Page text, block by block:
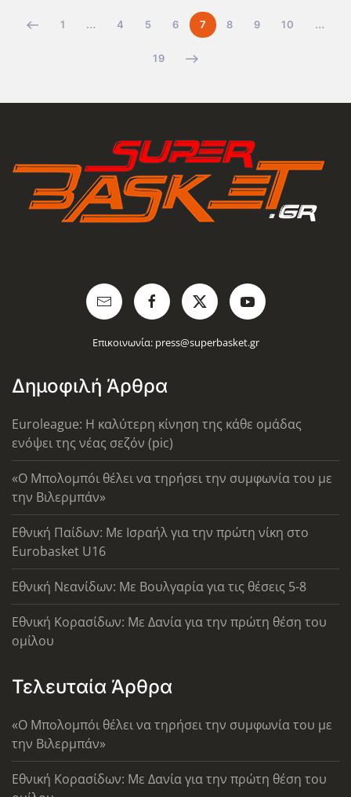
1 … 4 5 6 7 8 9 10 …
19
Επικοινωνία: press@superbasket.gr
Δημοφιλή Άρθρα
Euroleague: Η καλύτερη κίνηση της κάθε ομάδας
ενόψει της νέας σεζόν (pic)
«Ο Μπολομπόι θέλει να τηρήσει την συμφωνία του με
την Βιλερμπάν»
Εθνική Παίδων: Με Ισραήλ για την πρώτη νίκη στο
Eurobasket U16
Εθνική Νεανίδων: Με Βουλγαρία για τις θέσεις 5-8
Εθνική Κορασίδων: Με Δανία για την πρώτη θέση του
ομίλου
Τελευταία Άρθρα
«Ο Μπολομπόι θέλει να τηρήσει την συμφωνία του με
την Βιλερμπάν»
Εθνική Κορασίδων: Με Δανία για την πρώτη θέση του